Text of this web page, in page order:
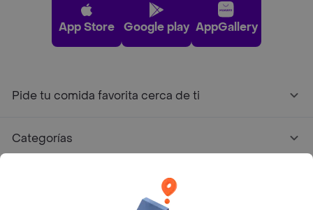
App Store Google play AppGallery
Pide tu comida favorita cerca de ti
Categorías